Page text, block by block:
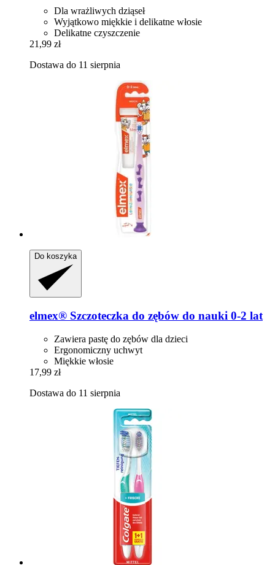
Dla wrażliwych dziąseł
Wyjątkowo miękkie i delikatne włosie
Delikatne czyszczenie
21,99 zł
Dostawa do 11 sierpnia
Do koszyka
elmex® Szczoteczka do zębów do nauki 0-​2 lat
Zawiera pastę do zębów dla dzieci
Ergonomiczny uchwyt
Miękkie włosie
17,99 zł
Dostawa do 11 sierpnia